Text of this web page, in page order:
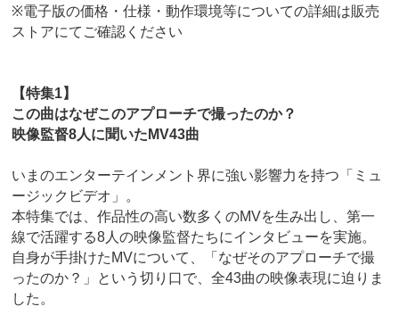
※電子版の価格・仕様・動作環境等についての詳細は販売
ストアにてご確認ください
【特集1】
この曲はなぜこのアプローチで撮ったのか？
映像監督8人に聞いたMV43曲
いまのエンターテインメント界に強い影響力を持つ「ミュ
ージックビデオ」。
本特集では、作品性の高い数多くのMVを生み出し、第一
線で活躍する8人の映像監督たちにインタビューを実施。
自身が手掛けたMVについて、「なぜそのアプローチで撮
ったのか？」という切り口で、全43曲の映像表現に迫りま
した。